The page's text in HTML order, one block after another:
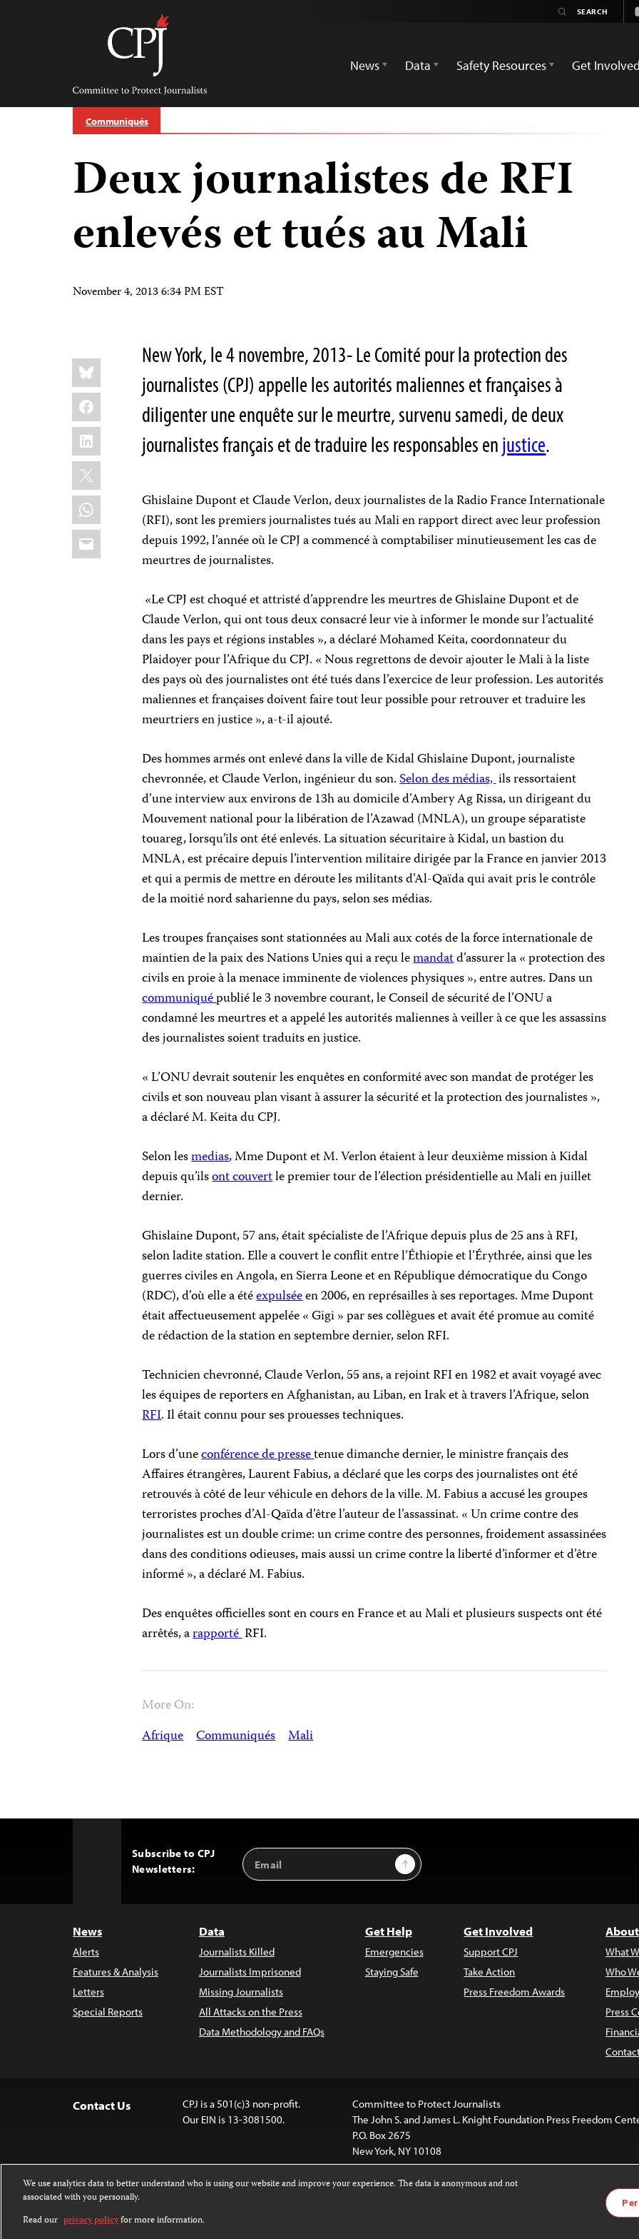
Committee
Protect
Journalists
News
Data Safety Resources Get Involved
Communiqués
Deux journalistes de RFI
enlevés et tués au Mali
November 4, 2013 6:34 PM EST
Share
this:
Bluesky
Facebook
LinkedIn
X
WhatsApp
Email
New York, le 4 novembre, 2013- Le Comité pour la protection des
journalistes (CPJ) appelle les autorités maliennes et françaises à
diligenter une enquête sur le meurtre, survenu samedi, de deux
journalistes français et de traduire les responsables enjustice.
Ghislaine Dupont et Claude Verlon, deux journalistes de la Radio France Internationale
(RFI), sont les premiers journalistes tués au Mali en rapport direct avec leur profession
depuis 1992, l’année où le CPJ a commencé à comptabiliser minutieusement les cas de
meurtres de journalistes.
«Le CPJ est choqué et attristé d’apprendre les meurtres de Ghislaine Dupont et de
Claude Verlon, qui ont tous deux consacré leur vie à informer le monde sur l’actualité
dans les pays et régions instables », a déclaré Mohamed Keita, coordonnateur du
Plaidoyer pour l’Afrique du CPJ. « Nous regrettons de devoir ajouter le Mali à la liste
des pays où des journalistes ont été tués dans l’exercice de leur profession. Les autorités
maliennes et françaises doivent faire tout leur possible pour retrouver et traduire les
meurtriers en justice », a-t-il ajouté.
Des hommes armés ont enlevé dans la ville de Kidal Ghislaine Dupont, journaliste
chevronnée, et Claude Verlon, ingénieur du son.Selon des médias,ils ressortaient
d’une interview aux environs de 13h au domicile d’Ambery Ag Rissa, un dirigeant du
Mouvement national pour la libération de l’Azawad (MNLA), un groupe séparatiste
touareg, lorsqu’ils ont été enlevés. La situation sécuritaire à Kidal, un bastion du
MNLA, est précaire depuis l’intervention militaire dirigée par la France en janvier 2013
et qui a permis de mettre en déroute les militants d’Al-Qaïda qui avait pris le contrôle
de la moitié nord saharienne du pays, selon ses médias.
Les troupes françaises sont stationnées au Mali aux cotés de la force internationale de
maintien de la paix des Nations Unies qui a reçu lemandatd’assurer la « protection des
civils en proie à la menace imminente de violences physiques », entre autres. Dans un
communiquépublié le 3 novembre courant, le Conseil de sécurité de l’ONU a
condamné les meurtres et a appelé les autorités maliennes à veiller à ce que les assassins
des journalistes soient traduits en justice.
« L’ONU devrait soutenir les enquêtes en conformité avec son mandat de protéger les
civils et son nouveau plan visant à assurer la sécurité et la protection des journalistes »,
a déclaré M. Keita du CPJ.
Selon lesmedias, Mme Dupont et M. Verlon étaient à leur deuxième mission à Kidal
depuis qu’ilsont couvertle premier tour de l’élection présidentielle au Mali en juillet
dernier.
Ghislaine Dupont, 57 ans, était spécialiste de l’Afrique depuis plus de 25 ans à RFI,
selon ladite station. Elle a couvert le conflit entre l’Éthiopie et l’Érythrée, ainsi que les
guerres civiles en Angola, en Sierra Leone et en République démocratique du Congo
(RDC), d’où elle a étéexpulséeen 2006, en représailles à ses reportages. Mme Dupont
était affectueusement appelée « Gigi » par ses collègues et avait été promue au comité
de rédaction de la station en septembre dernier, selon RFI.
Technicien chevronné, Claude Verlon, 55 ans, a rejoint RFI en 1982 et avait voyagé avec
les équipes de reporters en Afghanistan, au Liban, en Irak et à travers l’Afrique, selon
RFI. Il était connu pour ses prouesses techniques.
Lors d’uneconférence de pressetenue dimanche dernier, le ministre français des
Affaires étrangères, Laurent Fabius, a déclaré que les corps des journalistes ont été
retrouvés à côté de leur véhicule en dehors de la ville. M. Fabius a accusé les groupes
terroristes proches d’Al-Qaïda d’être l’auteur de l’assassinat. « Un crime contre des
journalistes est un double crime: un crime contre des personnes, froidement assassinées
dans des conditions odieuses, mais aussi un crime contre la liberté d’informer et d’être
informé », a déclaré M. Fabius.
Des enquêtes officielles sont en cours en France et au Mali et plusieurs suspects ont été
arrêtés, arapportéRFI.
More On:
Afrique Communiqués Mali
Subscribe to CPJ
Newsletters:
Email
Address
Sign Up
News
Alerts
Features & Analysis
Letters
Special Reports
Data
Journalists Killed
Journalists Imprisoned
Missing Journalists
All Attacks on the Press
Data Methodology and FAQs
Get Help
Emergencies
Staying Safe
Get Involved
Support CPJ
Take Action
Press Freedom Awards
What
Who
Press
Contact Us
CPJ is a 501(c)3 non-profit.
Our EIN is 13-3081500.
Committee to Protect Journalists
The John S. and James L. Knight Foundation Press Freedom
P.O. Box 2675
New York, NY 10108
Except where noted, text on this website is licensed under a
Attribution-NonCommercial-NoDerivatives 4.0 International License
Images and other
For more
We use analytics data to better understand who is using our website and improve your experience. The data is anonymous and not
associated with you personally.
Read our privacy policyfor more information.